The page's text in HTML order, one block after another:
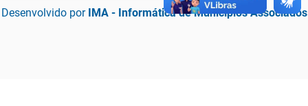
Desenvolvido por IMA - Informática de Municípios Associados